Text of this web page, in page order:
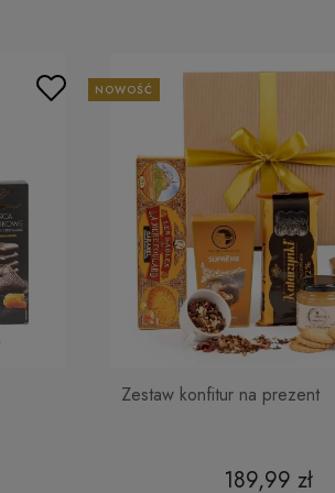
Zestaw konfitur na prezent
189,99 zł
NOWOŚĆ